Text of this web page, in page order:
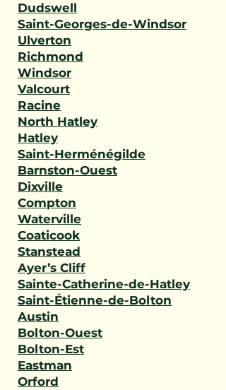
Dudswell
Saint-Georges-de-Windsor
Ulverton
Richmond
Windsor
Valcourt
Racine
North Hatley
Hatley
Saint-Herménégilde
Barnston-Ouest
Dixville
Compton
Waterville
Coaticook
Stanstead
Ayer’s Cliff
Sainte-Catherine-de-Hatley
Saint-Étienne-de-Bolton
Austin
Bolton-Ouest
Bolton-Est
Eastman
Orford